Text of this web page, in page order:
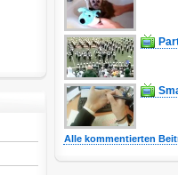
Alle kommentierten